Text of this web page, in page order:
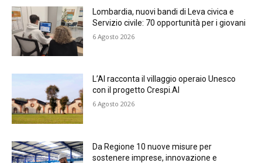
Lombardia, nuovi bandi di Leva civica e
Servizio civile: 70 opportunità per i giovani
6 Agosto 2026
L’AI racconta il villaggio operaio Unesco
con il progetto Crespi.AI
6 Agosto 2026
Da Regione 10 nuove misure per
sostenere imprese, innovazione e